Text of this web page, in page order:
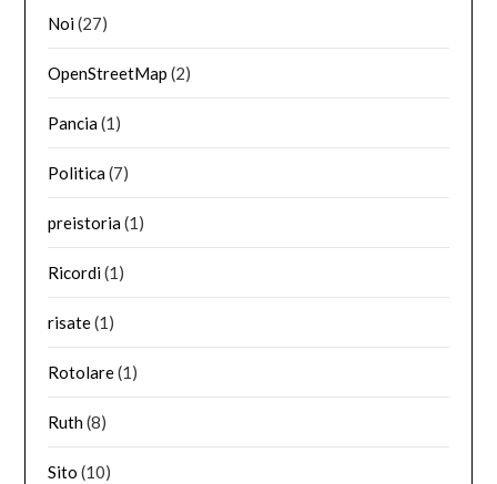
Noi(27)
OpenStreetMap (2)
Pancia(1)
Politica(7)
preistoria(1)
Ricordi(1)
risate(1)
Rotolare(1)
Ruth(8)
Sito (10)